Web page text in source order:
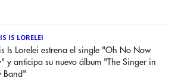
IS LORELEI
Is Lorelei estrena el single "Oh No Now
y anticipa su nuevo álbum "The Singer in
Band"